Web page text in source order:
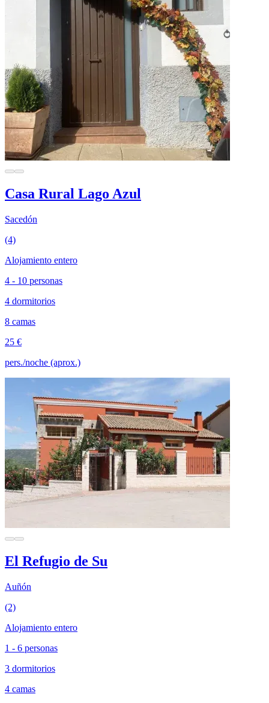
Casa Rural Lago Azul
Sacedón
(4)
Alojamiento entero
4 - 10 personas
4 dormitorios
8 camas
25 €
pers./noche (aprox.)
El Refugio de Su
Auñón
(2)
Alojamiento entero
1 - 6 personas
3 dormitorios
4 camas